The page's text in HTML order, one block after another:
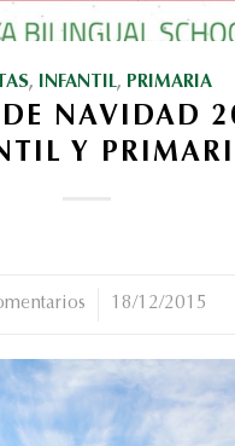
, INFANTIL, PRIMARIA
DE NAVIDAD
Y
/ 18/12/2015